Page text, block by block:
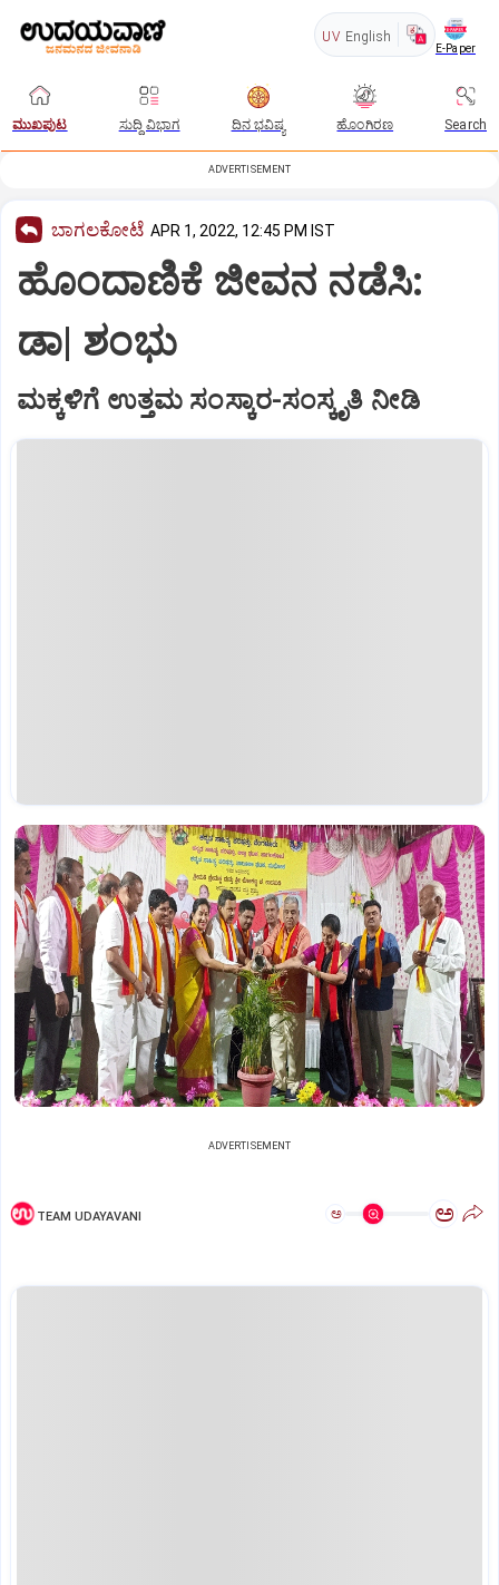
UV English
E-Paper
ಮುಖಪುಟ ಸುದ್ದಿ ವಿಭಾಗ ದಿನ ಭವಿಷ್ಯ ಹೊಂಗಿರಣ Search
ADVERTISEMENT
ಬಾಗಲಕೋಟೆ APR 1, 2022, 12:45 PM IST
ಹೊಂದಾಣಿಕೆ ಜೀವನ ನಡೆಸಿ:
ಡಾ| ಶಂಭು
ಮಕ್ಕಳಿಗೆ ಉತ್ತಮ ಸಂಸ್ಕಾರ-ಸಂಸ್ಕೃತಿ ನೀಡಿ
ADVERTISEMENT
TEAM UDAYAVANI ಅ ಅ